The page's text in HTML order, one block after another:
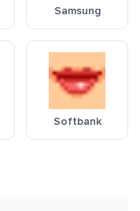
Samsung
Softbank